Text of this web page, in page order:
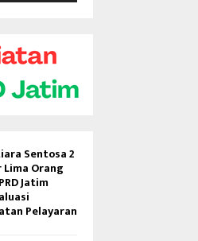
Sentosa 2
Orang
Jatim
Pelayaran